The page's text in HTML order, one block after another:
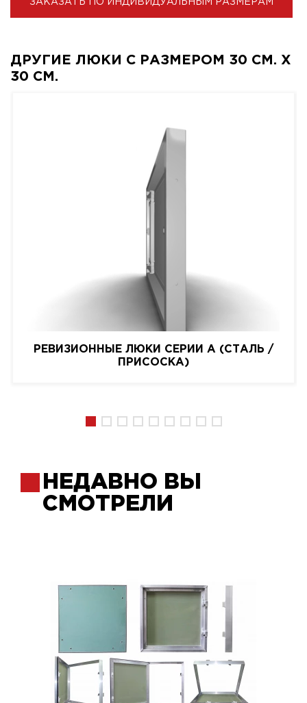
ЗАКАЗАТЬ ПО ИНДИВИДУАЛЬНЫМ РАЗМЕРАМ
ДРУГИЕ ЛЮКИ С РАЗМЕРОМ 30 СМ. X
30 СМ.
РЕВИЗИОННЫЕ ЛЮКИ СЕРИИ A (СТАЛЬ /
ПРИСОСКА)
НЕДАВНО ВЫ
СМОТРЕЛИ